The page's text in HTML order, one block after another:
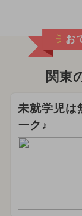
お
関東
未就学児は
ーク♪